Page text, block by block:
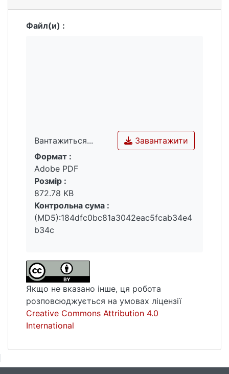
Файл(и) :
Вантажиться...
Вантажиться...
Завантажити
Формат :
Adobe PDF
Розмір :
872.78 KB
Контрольна сума :
(MD5):184dfc0bc81a3042eac5fcab34e4
b34c
Якщо не вказано інше, ця робота
розповсюджується на умовах ліцензії
Creative Commons Attribution 4.0
International